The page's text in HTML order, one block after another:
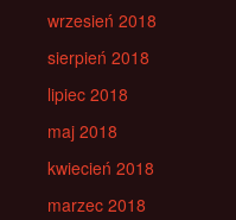
wrzesień 2018
sierpień 2018
lipiec 2018
maj 2018
kwiecień 2018
marzec 2018